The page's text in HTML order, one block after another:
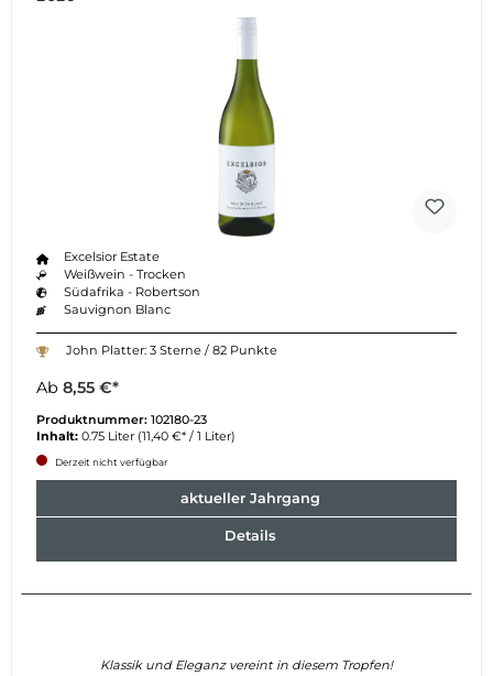
Excelsior Estate
Weißwein - Trocken
Südafrika - Robertson
Sauvignon Blanc
John Platter: 3 Sterne / 82 Punkte
Ab 8,55 €*
Produktnummer: 102180-23
Inhalt: 0.75 Liter (11,40 €* / 1 Liter)
Derzeit nicht verfügbar
aktueller Jahrgang
Details
Klassik und Eleganz vereint in diesem Tropfen!